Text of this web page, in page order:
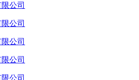
公司
公司
公司
公司
公司